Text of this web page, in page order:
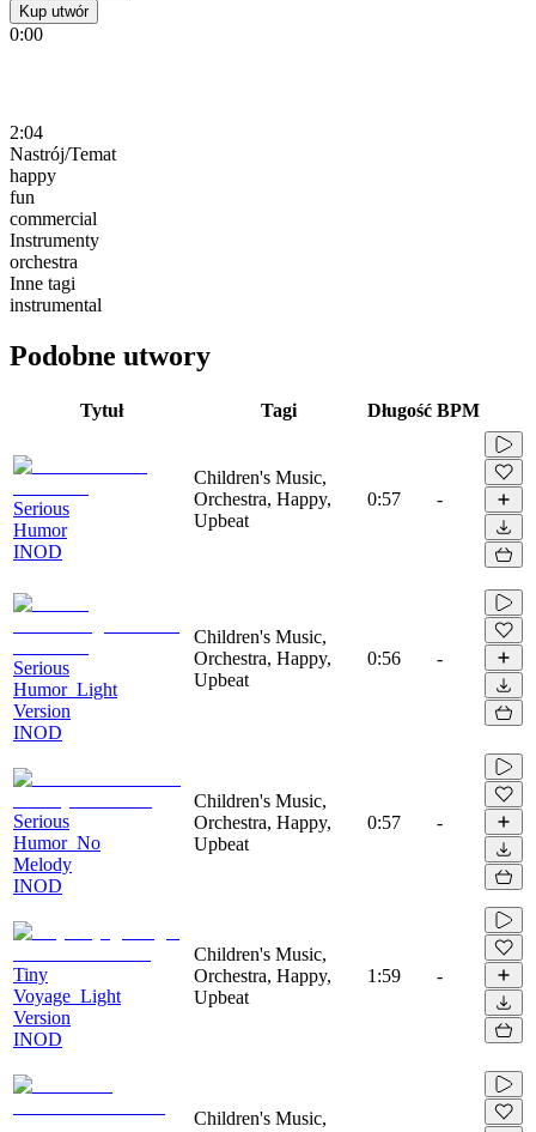
Kup utwór
0:00
2:04
Nastrój/Temat
happy
fun
commercial
Instrumenty
orchestra
Inne tagi
instrumental
Podobne utwory
Tytuł Tagi Długość BPM
Serious
Humor
INOD
Children's Music,
Orchestra, Happy,
Upbeat
0:57 -
Serious
Humor_Light
Version
INOD
Children's Music,
Orchestra, Happy,
Upbeat
0:56 -
Serious
Humor_No
Melody
INOD
Children's Music,
Orchestra, Happy,
Upbeat
0:57 -
Tiny
Voyage_Light
Version
INOD
Children's Music,
Orchestra, Happy,
Upbeat
1:59 -
Children's Music,